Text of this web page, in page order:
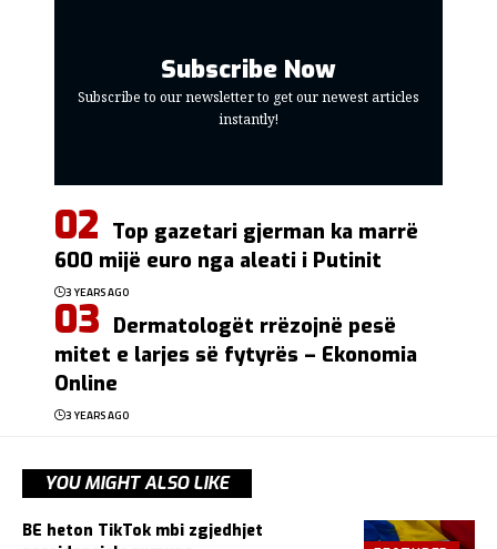
Subscribe Now
Subscribe to our newsletter to get our newest articles
instantly!
Top gazetari gjerman ka marrë
600 mijë euro nga aleati i Putinit
3 YEARS AGO
Dermatologët rrëzojnë pesë
mitet e larjes së fytyrës – Ekonomia
Online
3 YEARS AGO
YOU MIGHT ALSO LIKE
BE heton TikTok mbi zgjedhjet